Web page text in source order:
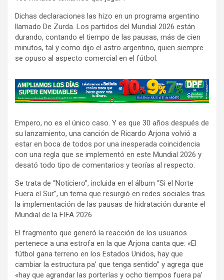
Dichas declaraciones las hizo en un programa argentino
llamado De Zurda. Los partidos del Mundial 2026 están
durando, contando el tiempo de las pausas, más de cien
minutos, tal y como dijo el astro argentino, quien siempre
se opuso al aspecto comercial en el fútbol.
A
d
e
r
t
i
e
m
e
n
t
:
Empero, no es el único caso. Y es que 30 años después de
su lanzamiento, una canción de Ricardo Arjona volvió a
estar en boca de todos por una inesperada coincidencia
con una regla que se implementó en este Mundial 2026 y
desató todo tipo de comentarios y teorías al respecto.
Se trata de “Noticiero”, incluida en el álbum “Si el Norte
Fuera el Sur”, un tema que resurgió en redes sociales tras
la implementación de las pausas de hidratación durante el
Mundial de la FIFA 2026.
El fragmento que generó la reacción de los usuarios
pertenece a una estrofa en la que Arjona canta que: «El
fútbol gana terreno en los Estados Unidos, hay que
cambiar la estructura pa’ que tenga sentido” y agrega que
«hay que agrandar las porterías y ocho tiempos fuera pa’